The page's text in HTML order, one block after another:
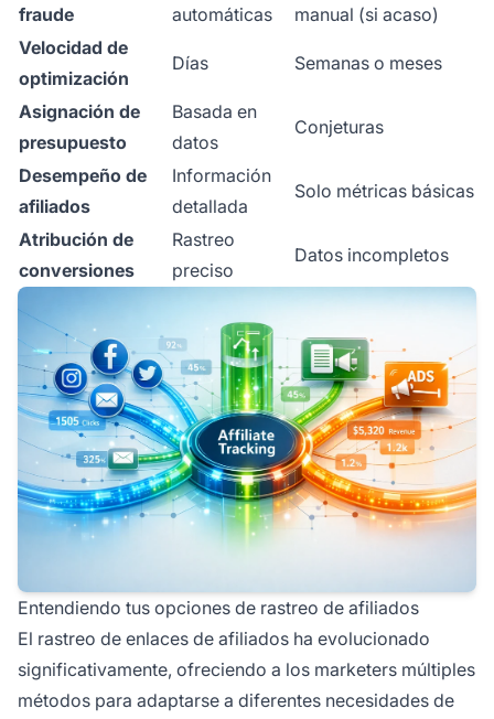
fraude
automáticas
manual (si acaso)
Velocidad de
optimización
Días Semanas o meses
Asignación de
presupuesto
Basada en
datos
Conjeturas
Desempeño de
afiliados
Información
detallada
Solo métricas básicas
Atribución de
conversiones
Rastreo
preciso
Datos incompletos
Entendiendo tus opciones de rastreo de afiliados
El rastreo de enlaces de afiliados ha evolucionado
significativamente, ofreciendo a los marketers múltiples
métodos para adaptarse a diferentes necesidades de